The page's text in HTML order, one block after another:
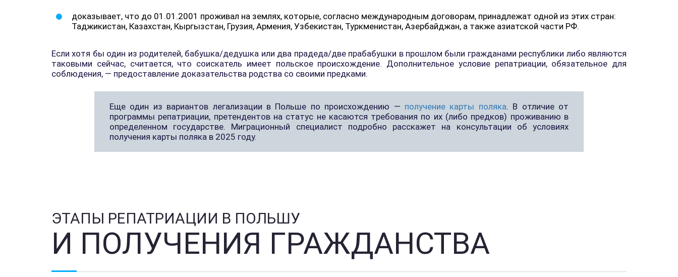
доказывает, что до 01.01.2001 проживал на землях, которые, согласно международным договорам, принадлежат одной из этих стран:
Таджикистан, Казахстан, Кыргызстан, Грузия, Армения, Узбекистан, Туркменистан, Азербайджан, а также азиатской части РФ.
Если хотя бы один из родителей, бабушка/дедушка или два прадеда/две прабабушки в прошлом были гражданами республики либо являются
таковыми сейчас, считается, что соискатель имеет польское происхождение. Дополнительное условие репатриации, обязательное для
соблюдения, — предоставление доказательства родства со своими предками.
Еще один из вариантов легализации в Польше по происхождению — получение карты поляка. В отличие от
программы репатриации, претендентов на статус не касаются требования по их (либо предков) проживанию в
определенном государстве. Миграционный специалист подробно расскажет на консультации об условиях
получения карты поляка в 2025 году.
ЭТАПЫ РЕПАТРИАЦИИ В ПОЛЬШУ
И ПОЛУЧЕНИЯ ГРАЖДАНСТВА